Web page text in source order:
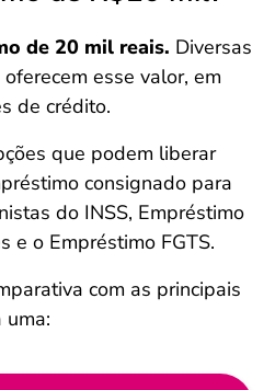
de 20 mil reais. Diversas
esse valor, em
de crédito.
que podem liberar
consignado para
do INSS, Empréstimo
e o Empréstimo FGTS.
com as principais
uma: